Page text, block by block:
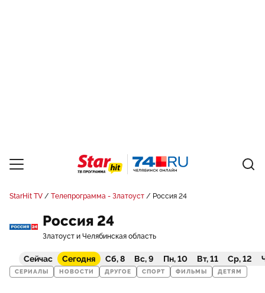
StarHit TV Телепрограмма - Златоуст Россия 24
Россия 24
Златоуст и Челябинская область
Сейчас Сегодня Сб, 8 Вс, 9 Пн, 10 Вт, 11 Ср, 12
СЕРИАЛЫ НОВОСТИ ДРУГОЕ СПОРТ ФИЛЬМЫ ДЕТЯМ